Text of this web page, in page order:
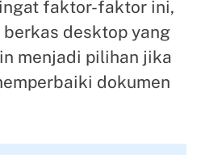
faktor-faktor ini,
desktop yang
menjadi pilihan jika
dokumen